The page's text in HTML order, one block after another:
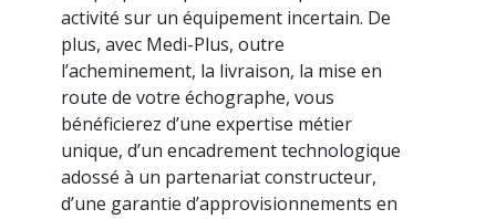
activité sur un équipement incertain. De
plus, avec Medi-Plus, outre
l’acheminement, la livraison, la mise en
route de votre échographe, vous
bénéficierez d’une expertise métier
unique, d’un encadrement technologique
adossé à un partenariat constructeur,
d’une garantie d’approvisionnements en